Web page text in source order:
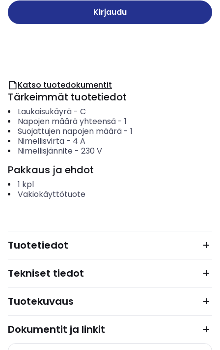
Kirjaudu
Katso tuotedokumentit
Tärkeimmät tuotetiedot
Laukaisukäyrä- C
Napojen määrä yhteensä- 1
Suojattujen napojen määrä- 1
Nimellisvirta- 4 A
Nimellisjännite - 230 V
Pakkaus ja ehdot
1 kpl
Vakiokäyttötuote
Tuotetiedot
Tekniset tiedot
Tuotekuvaus
Dokumentit ja linkit